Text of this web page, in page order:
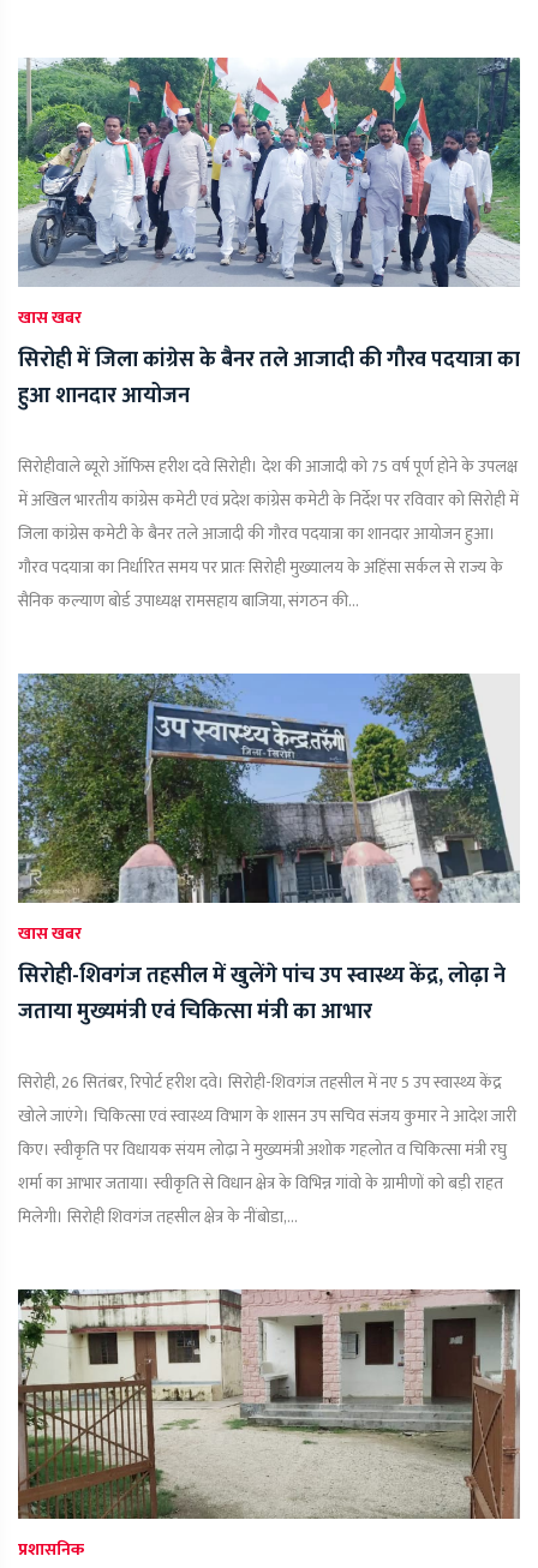
खास खबर
सिरोही में जिला कांग्रेस के बैनर तले आजादी की गौरव पदयात्रा का
हुआ शानदार आयोजन
सिरोहीवाले ब्यूरो ऑफिस हरीश दवे सिरोही। देश की आजादी को 75 वर्ष पूर्ण होने के उपलक्ष
में अखिल भारतीय कांग्रेस कमेटी एवं प्रदेश कांग्रेस कमेटी के निर्देश पर रविवार को सिरोही में
जिला कांग्रेस कमेटी के बैनर तले आजादी की गौरव पदयात्रा का शानदार आयोजन हुआ।
गौरव पदयात्रा का निर्धारित समय पर प्रातः सिरोही मुख्यालय के अहिंसा सर्कल से राज्य के
सैनिक कल्याण बोर्ड उपाध्यक्ष रामसहाय बाजिया, संगठन की...
खास खबर
सिरोही-शिवगंज तहसील में खुलेंगे पांच उप स्वास्थ्य केंद्र, लोढ़ा ने
जताया मुख्यमंत्री एवं चिकित्सा मंत्री का आभार
सिरोही, 26 सितंबर, रिपोर्ट हरीश दवे। सिरोही-शिवगंज तहसील में नए 5 उप स्वास्थ्य केंद्र
खोले जाएंगे। चिकित्सा एवं स्वास्थ्य विभाग के शासन उप सचिव संजय कुमार ने आदेश जारी
किए। स्वीकृति पर विधायक संयम लोढ़ा ने मुख्यमंत्री अशोक गहलोत व चिकित्सा मंत्री रघु
शर्मा का आभार जताया। स्वीकृति से विधान क्षेत्र के विभिन्न गांवो के ग्रामीणों को बड़ी राहत
मिलेगी। सिरोही शिवगंज तहसील क्षेत्र के नींबोडा,...
प्रशासनिक